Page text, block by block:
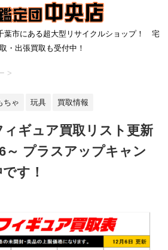
葉市にある超大型リサイクルショップ！ 宅
・出張買取も受付中！
>
ちゃ 玩具 買取情報
ギュア買取リスト更新
～ プラスアップキャン
す！